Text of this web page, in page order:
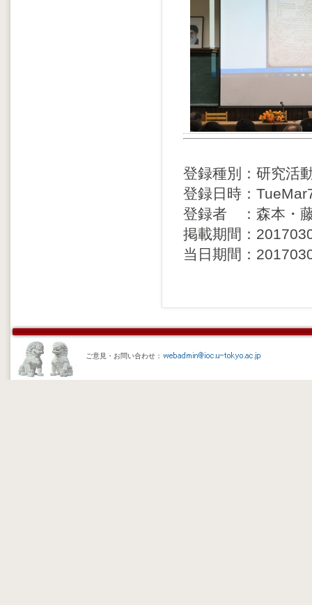
登録種別：研究活
登録日時：
登録者 ：森本・
掲載期間：
当日期間：
ご意見・お問い合わせ：